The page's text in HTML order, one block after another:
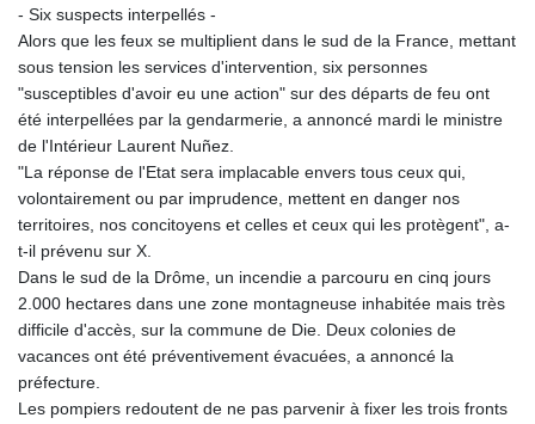
NOK 10.983967
NPR 175.450966
NZD 1.96296
OMR 0.442316
PEN 3.90252
PGK 5.092461
PHP 70.290014
PLN 4.298989
PYG 6851.928851
QAR 4.212427
RON 5.248837
RUB 94.335971
- Six suspects interpellés -
Alors que les feux se multiplient dans le sud de la France, mettant
sous tension les services d'intervention, six personnes
"susceptibles d'avoir eu une action" sur des départs de feu ont
été interpellées par la gendarmerie, a annoncé mardi le ministre
de l'Intérieur Laurent Nuñez.
"La réponse de l'Etat sera implacable envers tous ceux qui,
volontairement ou par imprudence, mettent en danger nos
territoires, nos concitoyens et celles et ceux qui les protègent", a-
t-il prévenu sur X.
Dans le sud de la Drôme, un incendie a parcouru en cinq jours
2.000 hectares dans une zone montagneuse inhabitée mais très
difficile d'accès, sur la commune de Die. Deux colonies de
vacances ont été préventivement évacuées, a annoncé la
préfecture.
Les pompiers redoutent de ne pas parvenir à fixer les trois fronts